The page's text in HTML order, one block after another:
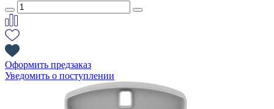
Оформить предзаказ
Уведомить о поступлении